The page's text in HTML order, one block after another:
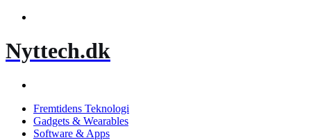
Nyttech.dk
Fremtidens Teknologi
Gadgets & Wearables
Software & Apps